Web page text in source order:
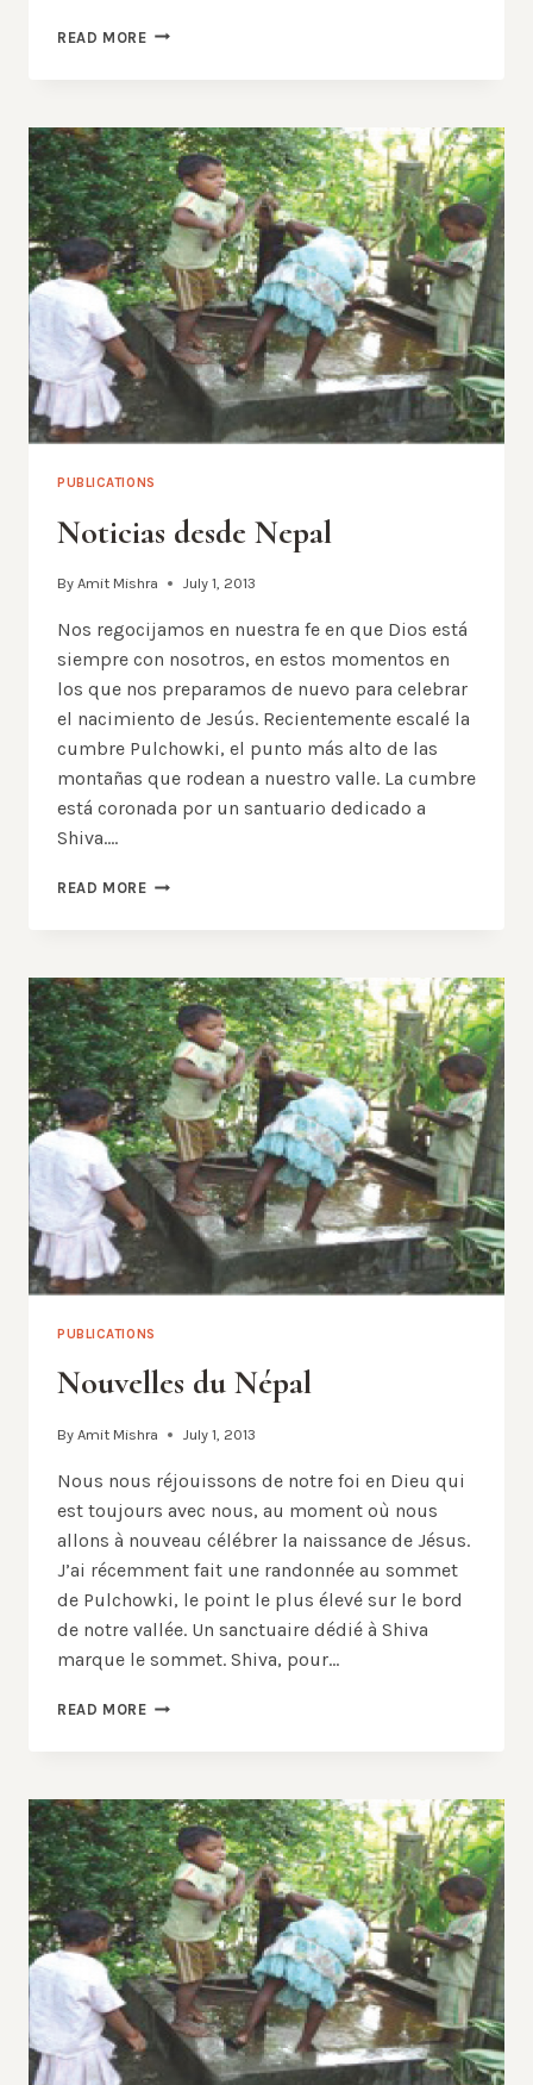
READ MOREMEDICAL
HUMAN
FACE
PUBLICATIONS
Noticias desde Nepal
By Amit Mishra July 1, 2013
Nos regocijamos en nuestra fe en que Dios está
siempre con nosotros, en estos momentos en
los que nos preparamos de nuevo para celebrar
el nacimiento de Jesús. Recientemente escalé la
cumbre Pulchowki, el punto más alto de las
montañas que rodean a nuestro valle. La cumbre
está coronada por un santuario dedicado a
Shiva….
READ MORENOTICIAS
PUBLICATIONS
Nouvelles du Népal
By Amit Mishra July 1, 2013
Nous nous réjouissons de notre foi en Dieu qui
est toujours avec nous, au moment où nous
allons à nouveau célébrer la naissance de Jésus.
J’ai récemment fait une randonnée au sommet
de Pulchowki, le point le plus élevé sur le bord
de notre vallée. Un sanctuaire dédié à Shiva
marque le sommet. Shiva, pour…
READ MORENOUVELLES